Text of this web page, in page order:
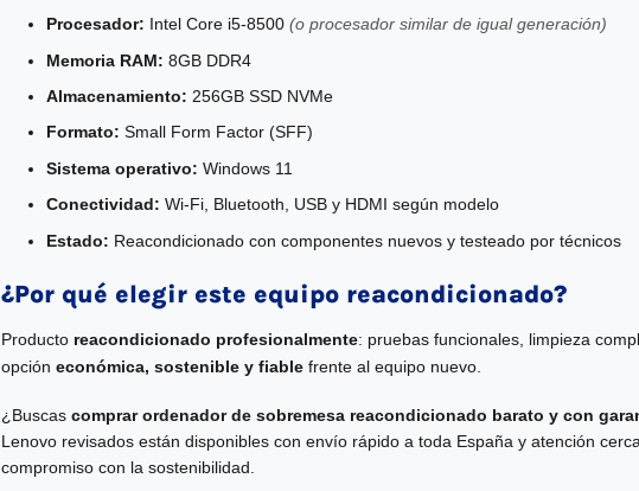
Procesador: Intel Core i5-8500(o procesador similar de igual generación)
Memoria RAM: 8GB DDR4
Almacenamiento: 256GB SSD NVMe
Formato: Small Form Factor (SFF)
Sistema operativo: Windows 11
Conectividad: Wi-Fi, Bluetooth, USB y HDMI según modelo
Estado: Reacondicionado con componentes nuevos y testeado por técnicos
¿Por qué elegir este equipo reacondicionado?
Producto reacondicionado profesionalmente: pruebas funcionales, limpieza
opción económica, sostenible y fiable frente al equipo nuevo.
¿Buscas comprar ordenador de sobremesa reacondicionado barato y con
Lenovo revisados están disponibles con envío rápido a toda España y atención
compromiso con la sostenibilidad.